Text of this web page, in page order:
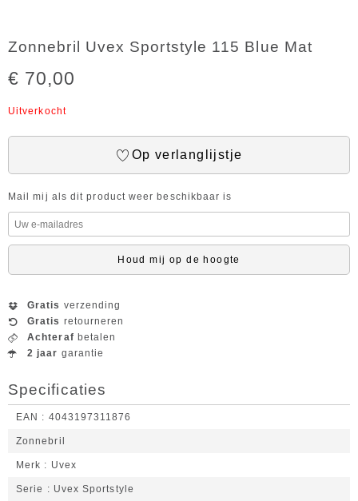
Zonnebril Uvex Sportstyle 115 Blue Mat
€ 70,00
Uitverkocht
Op verlanglijstje
Mail mij als dit product weer beschikbaar is
Houd mij op de hoogte
Gratis verzending
Gratis retourneren
Achteraf betalen
2 jaar garantie
Specificaties
EAN 4043197311876
Zonnebril
Merk Uvex
Serie Uvex Sportstyle